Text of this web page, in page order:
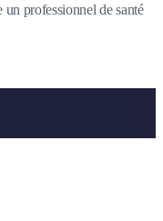
professionnel de santé